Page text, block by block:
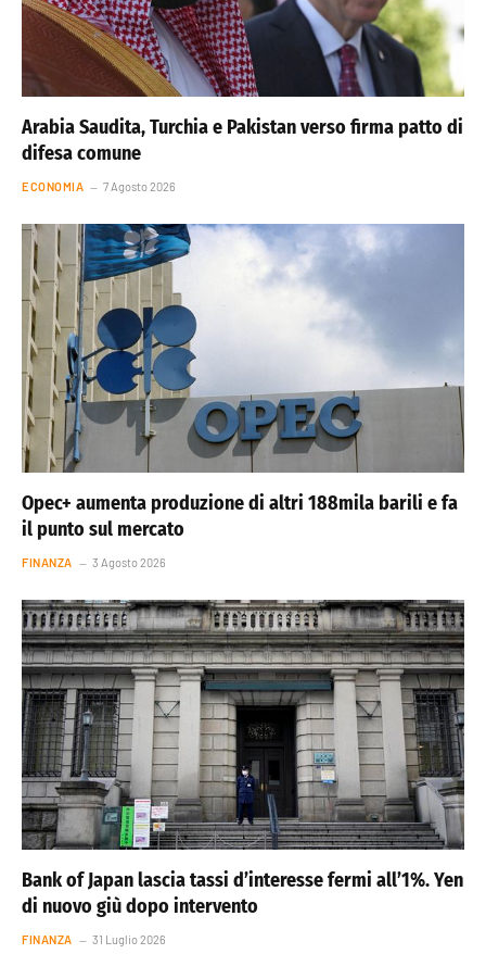
Arabia Saudita, Turchia e Pakistan verso firma patto di
difesa comune
ECONOMIA 7 Agosto 2026
Opec+ aumenta produzione di altri 188mila barili e fa
il punto sul mercato
FINANZA 3 Agosto 2026
Bank of Japan lascia tassi d’interesse fermi all’1%. Yen
di nuovo giù dopo intervento
FINANZA 31 Luglio 2026